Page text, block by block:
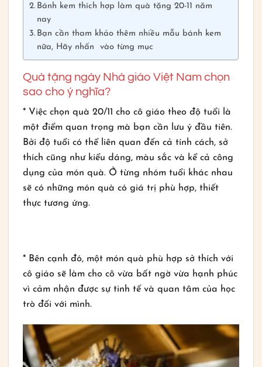
Bánh kem thích hợp làm quà tặng 20-11 năm
nay
Bạn cần tham khảo thêm nhiều mẫu bánh kem
nữa, Hãy nhấn vào từng mục
Quà tặng ngày Nhà giáo Việt Nam chọn
sao cho ý nghĩa?
* Việc chọn quà 20/11 cho cô giáo theo độ tuổi là
một điểm quan trọng mà bạn cần lưu ý đầu tiên.
Bởi độ tuổi có thể liên quan đến cả tính cách, sở
thích cũng như kiểu dáng, màu sắc và kể cả công
dụng của món quà. Ở từng nhóm tuổi khác nhau
sẽ có những món quà có giá trị phù hợp, thiết
thực tương ứng.
* Bên cạnh đó, một món quà phù hợp sở thích với
cô giáo sẽ làm cho cô vừa bất ngờ vừa hạnh phúc
vì cảm nhận được sự tinh tế và quan tâm của học
trò đối với mình.